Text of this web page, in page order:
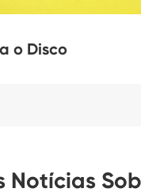
o Disco
Notícias